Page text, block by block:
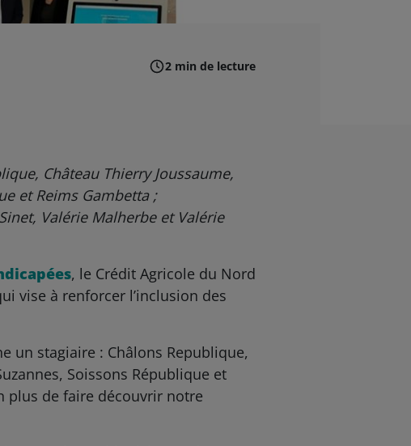
2 min de lecture
Château Thierry Joussaume,
et Reims Gambetta ;
Valérie Malherbe et Valérie
, le Crédit Agricole du Nord
vise à renforcer l’inclusion des
un stagiaire : Châlons Republique,
Soissons République et
plus de faire découvrir notre